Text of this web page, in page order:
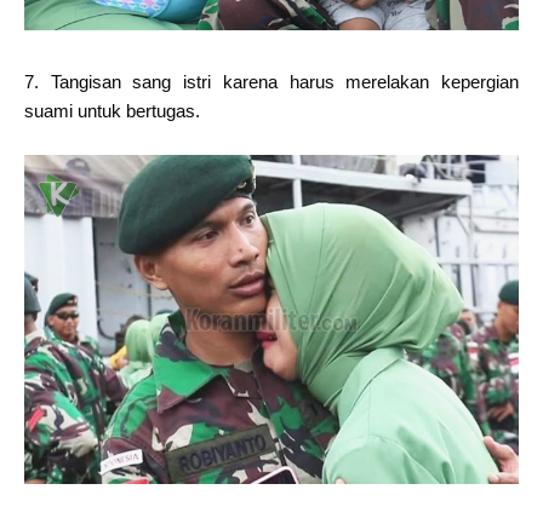
7. Tangisan sang istri karena harus merelakan kepergian
suami untuk bertugas.